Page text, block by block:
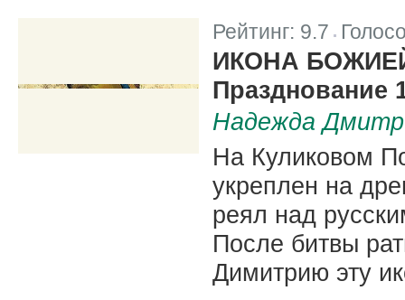
Рейтинг: 9.7 |
ИКОНА
Празднование
Надежда
На Куликовом
укреплен на
реял над
После битвы
Димитрию эту